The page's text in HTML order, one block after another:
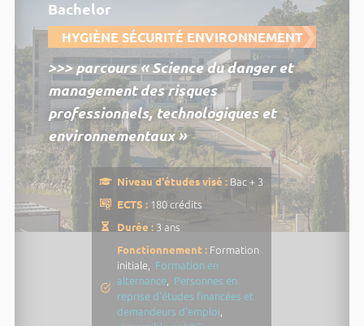
Bachelor
HYGIÈNE SÉCURITÉ ENVIRONNEMENT
>>> parcours « Science du danger et
management des risques
professionnels, technologiques et
environnementaux »
Niveau d'études visé : Bac + 3
ECTS : 180 crédits
Durée : 3 ans
Fonctionnement : Formation
initiale, Formation en
alternance
Personnes en
reprise d'études financées et
demandeurs d'emploi